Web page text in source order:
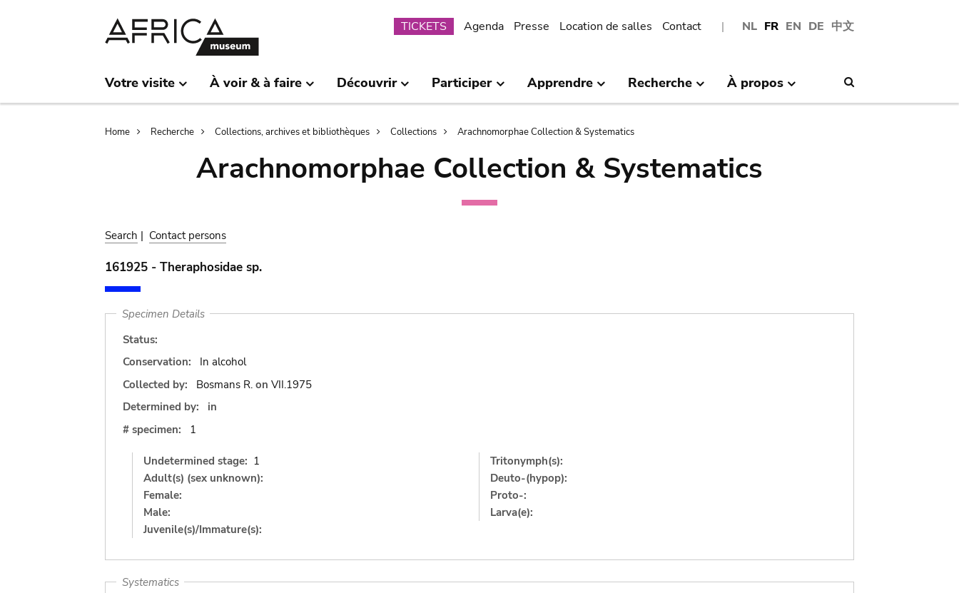
NL FR EN DE 中文
Submenu
TICKETS Agenda Presse Location de salles Contact
Votre visite À voir & à faire Découvrir Participer Apprendre Recherche À propos
Breadcrumb
Home Recherche Collections, archives et bibliothèques Collections Arachnomorphae Collection & Systematics
Arachnomorphae Collection & Systematics
Search | Contact persons
161925 - Theraphosidae sp.
Specimen Details
Status:
Conservation:
In alcohol
Collected by:
Bosmans R. on VII.1975
Determined by:
in
# specimen:
1
Undetermined stage: 1
Adult(s) (sex unknown):
Female:
Male:
Juvenile(s)/Immature(s):
Tritonymph(s):
Deuto-(hypop):
Proto-:
Larva(e):
Systematics